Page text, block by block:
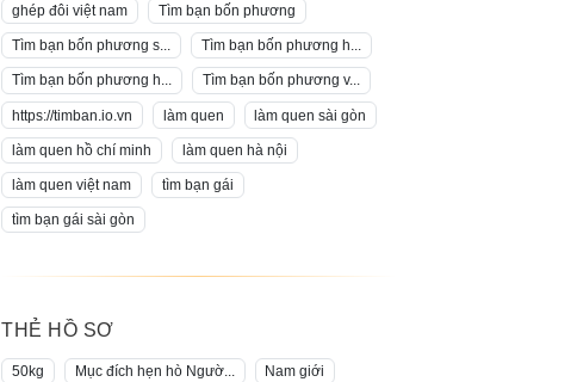
ghép đôi việt nam Tìm bạn bốn phương
Tìm bạn bốn phương s... Tìm bạn bốn phương h...
Tìm bạn bốn phương h... Tìm bạn bốn phương v...
https://timban.io.vn làm quen làm quen sài gòn
làm quen hồ chí minh làm quen hà nội
làm quen việt nam tìm bạn gái
tìm bạn gái sài gòn
THẺ HỒ SƠ
50kg Mục đích hẹn hò Ngườ... Nam giới